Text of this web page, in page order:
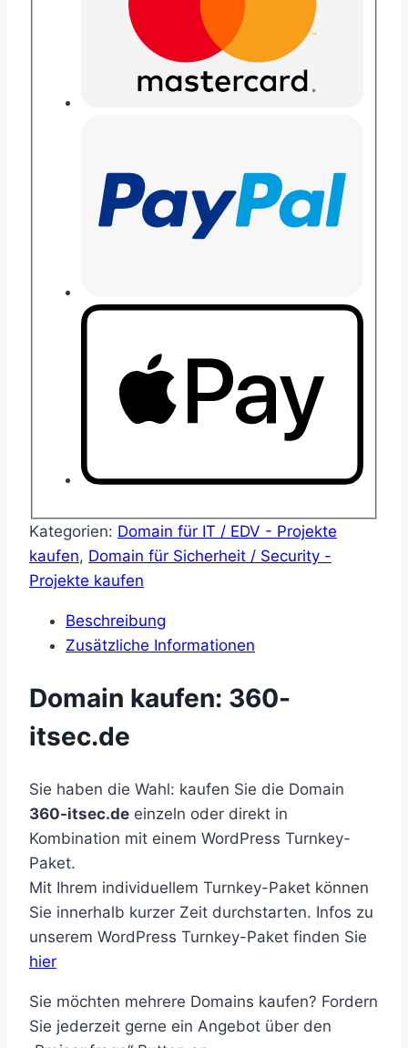
Kategorien: Domain für IT / EDV - Projekte
kaufen, Domain für Sicherheit / Security -
Projekte kaufen
Beschreibung
Zusätzliche Informationen
Domain kaufen: 360-
itsec.de
Sie haben die Wahl: kaufen Sie die Domain
360-itsec.de einzeln oder direkt in
Kombination mit einem WordPress Turnkey-
Paket.
Mit Ihrem individuellem Turnkey-Paket können
Sie innerhalb kurzer Zeit durchstarten. Infos zu
unserem WordPress Turnkey-Paket finden Sie
hier
Sie möchten mehrere Domains kaufen? Fordern
Sie jederzeit gerne ein Angebot über den